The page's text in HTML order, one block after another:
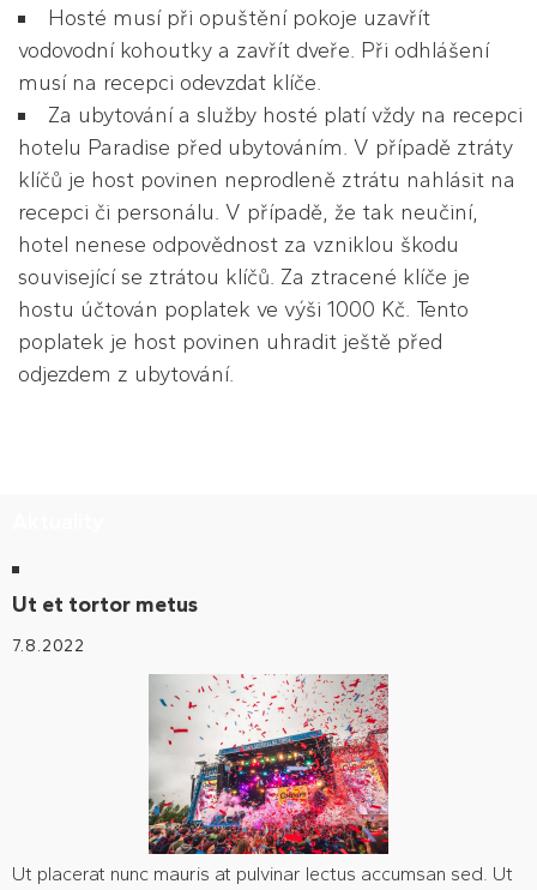
Hosté musí při opuštění pokoje uzavřít
vodovodní kohoutky a zavřít dveře. Při odhlášení
musí na recepci odevzdat klíče.
Za ubytování a služby hosté platí vždy na recepci
hotelu Paradise před ubytováním. V případě ztráty
klíčů je host povinen neprodleně ztrátu nahlásit na
recepci či personálu. V případě, že tak neučiní,
hotel nenese odpovědnost za vzniklou škodu
související se ztrátou klíčů. Za ztracené klíče je
hostu účtován poplatek ve výši 1000 Kč. Tento
poplatek je host povinen uhradit ještě před
odjezdem z ubytování.
Ut et tortor metus
7.8.2022
Ut placerat nunc mauris at pulvinar lectus accumsan sed. Ut